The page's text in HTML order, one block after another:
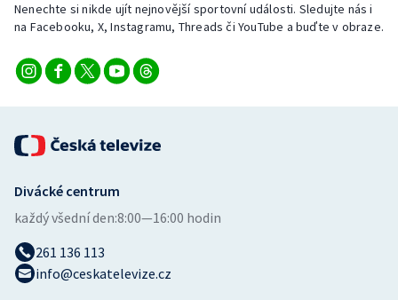
Vodní slalom
Volejbal
Ostatní
Nenechte si nikde ujít nejnovější sportovní události. Sledujte nás i
na Facebooku, X, Instagramu, Threads či YouTube a buďte v obraze.
Divácké centrum
každý všední den:8:00—16:00 hodin
261 136 113
info@ceskatelevize.cz